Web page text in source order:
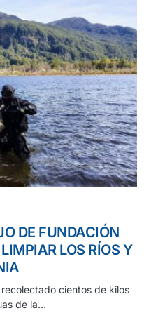
DE FUNDACIÓN
LOS RÍOS Y
cientos de kilos
de la…